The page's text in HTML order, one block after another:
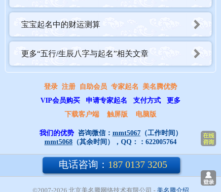
宝宝起名中的财运测算
更多“五行/生辰八字与起名”相关文章
登录 注册 自助会员 专家起名 美名腾优势
VIP会员购买
申请专家起名 支付方式
更多
下载客户端
触屏版 电脑版
我们的优势 咨询微信： mmt5067（工作时间）
mmt5068 （其余时间），QQ：： 622005764
电话咨询： 187 0137 3205
©2007-2026 北京美名腾网络技术有限公司 - 美名腾介绍